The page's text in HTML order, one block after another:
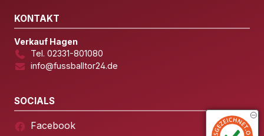
KONTAKT
Verkauf Hagen
Tel. 02331-801080
info@fussballtor24.de
SOCIALS
Facebook